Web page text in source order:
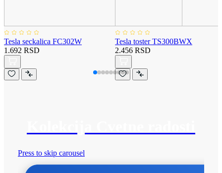
Tesla seckalica FC302W
1.692 RSD
Tesla toster TS300BWX
2.456 RSD
Press to skip carousel